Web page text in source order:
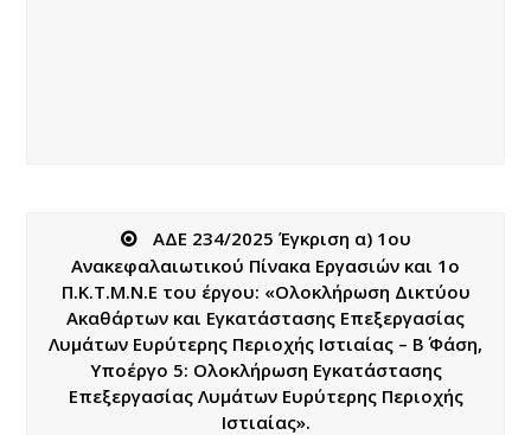
ΑΔΕ 234/2025 Έγκριση α) 1ου
Ανακεφαλαιωτικού Πίνακα Εργασιών και 1ο
Π.Κ.Τ.Μ.Ν.Ε του έργου: «Ολοκλήρωση Δικτύου
Ακαθάρτων και Εγκατάστασης Επεξεργασίας
Λυμάτων Ευρύτερης Περιοχής Ιστιαίας – Β΄ Φάση,
Υποέργο 5: Ολοκλήρωση Εγκατάστασης
Επεξεργασίας Λυμάτων Ευρύτερης Περιοχής
Ιστιαίας».